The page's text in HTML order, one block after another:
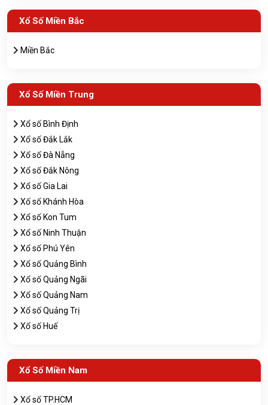
Xổ Số Miền Bắc
Miền Bắc
Xổ Số Miền Trung
Xổ số Bình Định
Xổ số Đắk Lắk
Xổ số Đà Nẵng
Xổ số Đắk Nông
Xổ số Gia Lai
Xố số Khánh Hòa
Xổ số Kon Tum
Xổ số Ninh Thuận
Xổ số Phú Yên
Xổ số Quảng Bình
Xổ số Quảng Ngãi
Xổ số Quảng Nam
Xổ số Quảng Trị
Xổ số Huế
Xổ Số Miền Nam
Xổ số TP.HCM